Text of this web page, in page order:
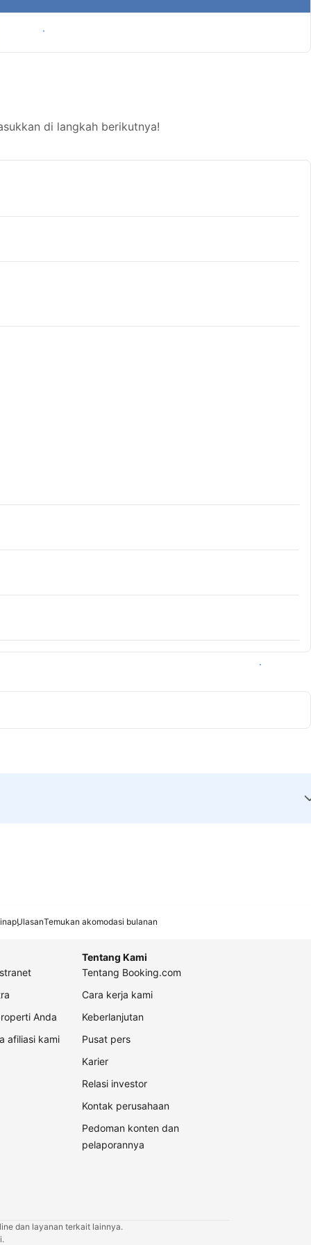
Tampilkan harga
di langkah berikutnya!
Lihat ketersediaan
UlasanTemukan akomodasi bulanan
Anda
afiliasi kami
Tentang Kami
Tentang Booking.com
Cara kerja kami
Keberlanjutan
Pusat pers
Karier
Relasi investor
Kontak perusahaan
Pedoman konten dan
pelaporannya
dan layanan terkait lainnya.